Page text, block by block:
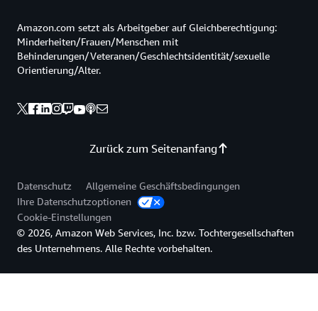
Zurück zum Seitenanfang
Amazon.com setzt als Arbeitgeber auf Gleichberechtigung:
Minderheiten/Frauen/Menschen mit
Behinderungen/Veteranen/Geschlechtsidentität/sexuelle
Orientierung/Alter.
Datenschutz
Allgemeine Geschäftsbedingungen
Ihre Datenschutzoptionen
Cookie-Einstellungen
© 2026, Amazon Web Services, Inc. bzw. Tochtergesellschaften
des Unternehmens. Alle Rechte vorbehalten.